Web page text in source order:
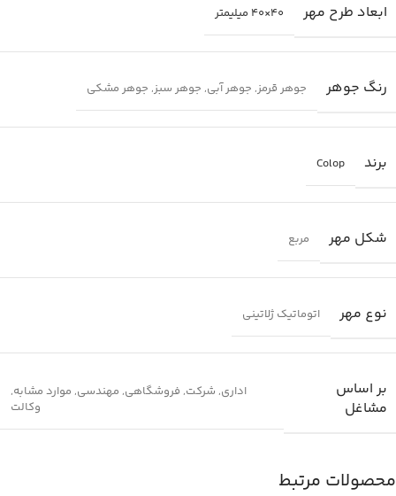
ابعاد طرح مهر 40×40 میلیمتر
رنگ جوهر جوهر قرمز, جوهر آبی, جوهر سبز, جوهر مشکی
برند Colop
شکل مهر مربع
نوع مهر اتوماتیک ژلاتینی
بر اساس
مشاغل
اداری, شرکت, فروشگاهی, مهندسی, موارد مشابه,
وکالت
محصولات مرتبط